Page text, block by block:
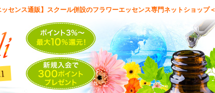
センス通販】スクール併設のフラワーエッセンス専門ネットショップ